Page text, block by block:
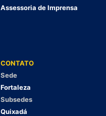
Assessoria de Imprensa
CONTATO
Sede
Fortaleza
Subsedes
Quixadá